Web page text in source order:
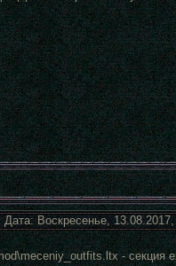
Дата: Воскресенье,
- секция